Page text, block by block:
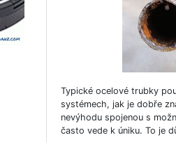
Typické ocelové trubky
systémech, jak je dobře
nevýhodu spojenou s
často vede k úniku. To je